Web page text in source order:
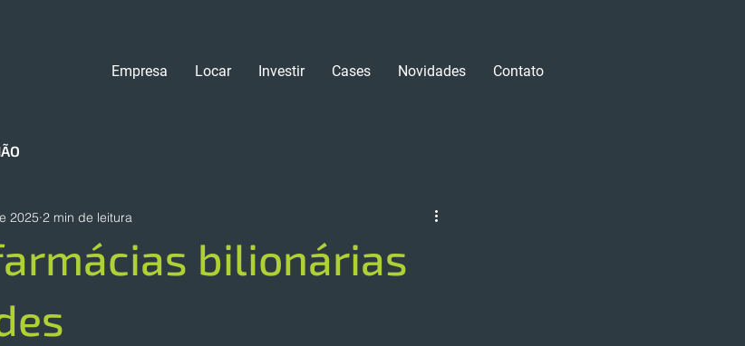
Empresa Locar Investir Cases Novidades Contato
bilionárias
2025 2 min de leitura